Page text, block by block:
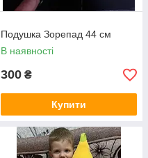
Подушка Зорепад 44 см
В наявності
300 ₴
Купити